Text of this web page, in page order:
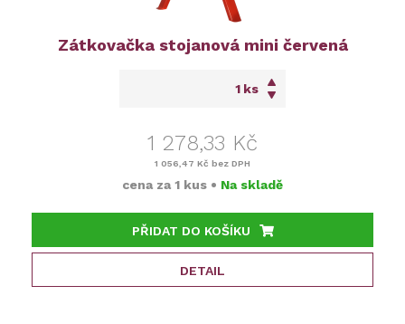
Zátkovačka stojanová mini červená
ks
1 278,33 Kč
1 056,47 Kč bez DPH
cena za 1 kus • Na skladě
PŘIDAT DO KOŠÍKU
DETAIL